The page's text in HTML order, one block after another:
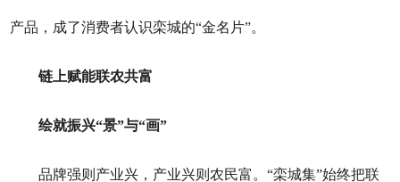
产品，成了消费者认识栾城的“金名片”。
链上赋能联农共富
绘就振兴“景”与“画”
品牌强则产业兴，产业兴则农民富。“栾城集”始终把联